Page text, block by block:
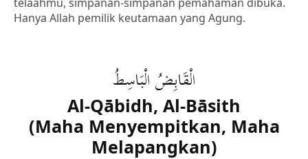
Hanya Allah pemilik keutamaan yang Agung.
الْقَابِضُ الْبَاسِطُ
Al-Qābidh, Al-Bāsith
(Maha Menyempitkan, Maha
Melapangkan)